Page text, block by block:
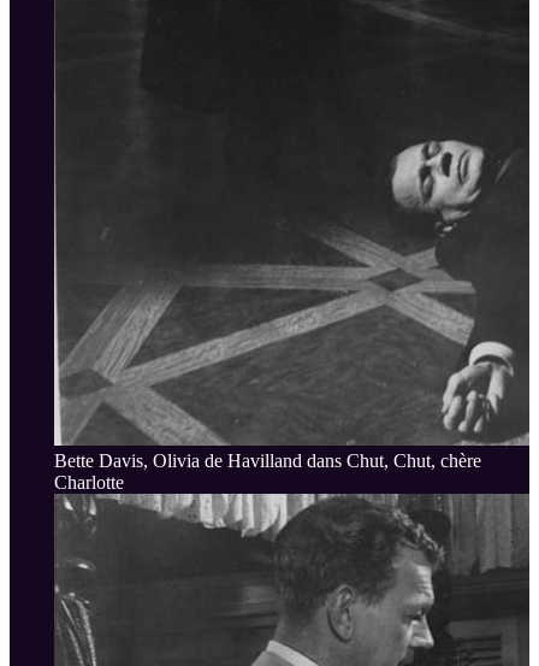
Bette Davis, Olivia de Havilland dans Chut, Chut, chère
Charlotte